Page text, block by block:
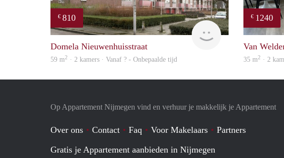
€ 810
Woning
Domela Nieuwenhuisstraat
59 m2 · 2 kamers · Vanaf ? - Onbepaalde tijd
€ 1240
Van
35 m2 · 2
Op Appartement Nijmegen vind en verhuur je makkelijk je Appartement
Over ons Contact Faq Voor Makelaars
Partners
Gratis je Appartement aanbieden in Nijmegen